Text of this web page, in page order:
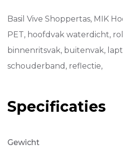
aantal
Basil Vive Shoppertas, MIK
PET, hoofdvak waterdicht,
binnenritsvak, buitenvak,
schouderband, reflectie,
Specificaties
Gewicht